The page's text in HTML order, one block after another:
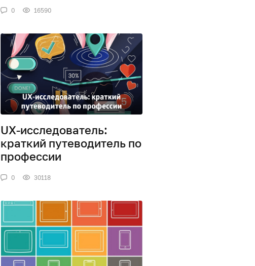
0 16590
UX-исследователь:
краткий путеводитель по
профессии
0 30118